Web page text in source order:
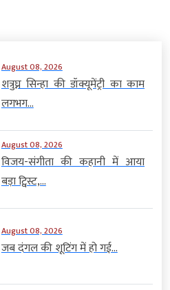
August 08, 2026
शत्रुघ्न सिन्हा की डॉक्यूमेंट्री का काम
लगभग...
August 08, 2026
विजय-संगीता की कहानी में आया
बड़ा ट्विस्ट,...
August 08, 2026
जब दंगल की शूटिंग में हो गई...